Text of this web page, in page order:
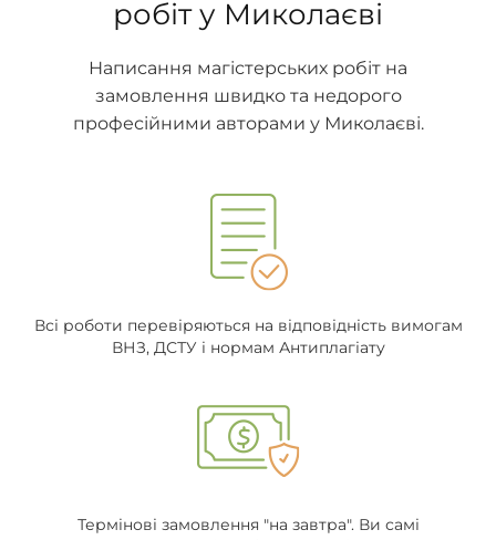
робіт у Миколаєві
Написання магістерських робіт на
замовлення швидко та недорого
професійними авторами у Миколаєві.
Всі роботи перевіряються на відповідність вимогам
ВНЗ, ДСТУ і нормам Антиплагіату
Термінові замовлення "на завтра". Ви самі